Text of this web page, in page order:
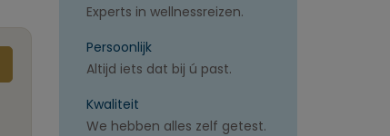
Experts in wellnessreizen.
Persoonlijk
Altijd iets dat bij ú past.
Kwaliteit
We hebben alles zelf getest.